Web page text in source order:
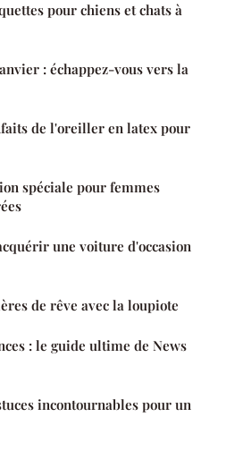
pour chiens et chats à
: échappez-vous vers la
de l'oreiller en latex pour
spéciale pour femmes
une voiture d'occasion
de rêve avec la loupiote
: le guide ultime de News
incontournables pour un